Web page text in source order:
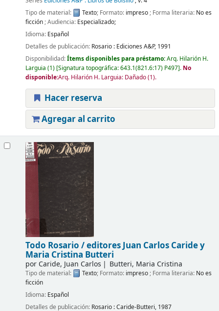
Tipo de material:
Texto; Formato: impreso; Forma literaria: No es
ficción; Audiencia: Especializado;
Idioma: Español
Detalles de publicación: Rosario : Ediciones A&P, 1991
Disponibilidad:Ítems disponibles para préstamo:Arq. Hilarión H.
Larguia (1) Signatura topográfica:643.1(821.6:17) P497 . No
disponible:Arq. Hilarión H. Larguia: Dañado(1).
Hacer reserva
Agregar al carrito
Todo Rosario /editores Juan Carlos Caride y
Maria Cristina Butteri
por Caride, Juan Carlos Butteri, Maria Cristina
Tipo de material: Texto; Formato: impreso ; Forma literaria: No es
ficción
Idioma: Español
Detalles de publicación: Rosario :Caride-Butteri, 1987